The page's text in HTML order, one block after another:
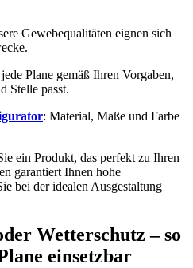
Gewebequalitäten eignen sich
Plane gemäß Ihren Vorgaben,
Stelle passt.
: Material, Maße und Farbe
ein Produkt, das perfekt zu Ihren
garantiert Ihnen hohe
bei der idealen Ausgestaltung
Wetterschutz – so
einsetzbar